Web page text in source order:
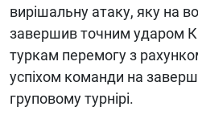
вирішальну атаку, яку на
завершив точним ударом
туркам перемогу з
успіхом команди на
груповому турнірі.